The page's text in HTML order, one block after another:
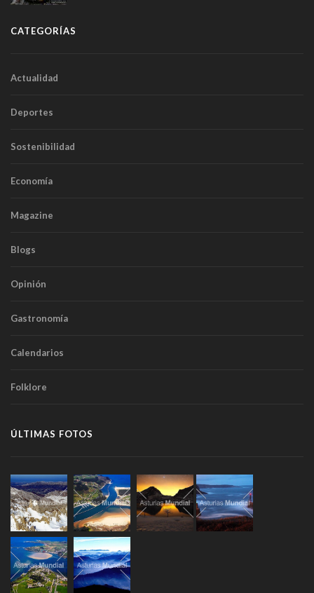
CATEGORÍAS
Actualidad
Deportes
Sostenibilidad
Economía
Magazine
Blogs
Opinión
Gastronomía
Calendarios
Folklore
ÚLTIMAS FOTOS